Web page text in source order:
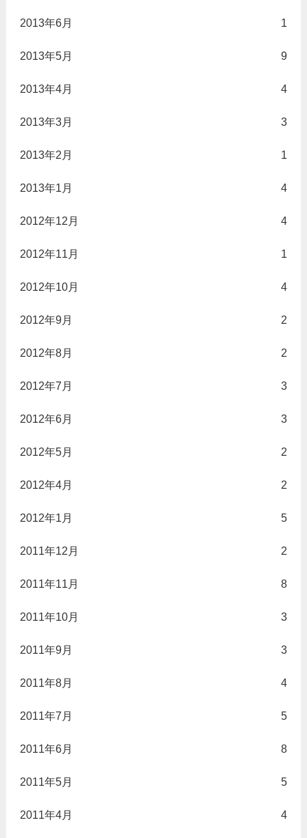
2013年6月 1
2013年5月 9
2013年4月 4
2013年3月 3
2013年2月 1
2013年1月 4
2012年12月 4
2012年11月 1
2012年10月 4
2012年9月 2
2012年8月 2
2012年7月 3
2012年6月 3
2012年5月 2
2012年4月 2
2012年1月 5
2011年12月 2
2011年11月 8
2011年10月 3
2011年9月 3
2011年8月 4
2011年7月 5
2011年6月 8
2011年5月 5
2011年4月 4